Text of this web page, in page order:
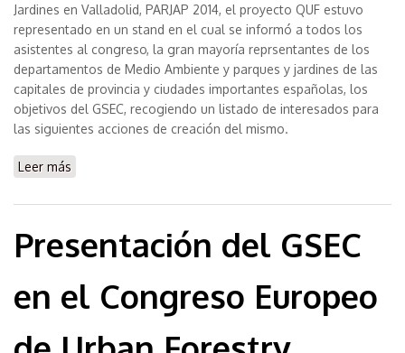
Jardines en Valladolid, PARJAP 2014, el proyecto QUF estuvo
representado en un stand en el cual se informó a todos los
asistentes al congreso, la gran mayoría reprsentantes de los
departamentos de Medio Ambiente y parques y jardines de las
capitales de provincia y ciudades importantes españolas, los
objetivos del GSEC, recogiendo un listado de interesados para
las siguientes acciones de creación del mismo.
Leer más
Presentación del GSEC
en el Congreso Europeo